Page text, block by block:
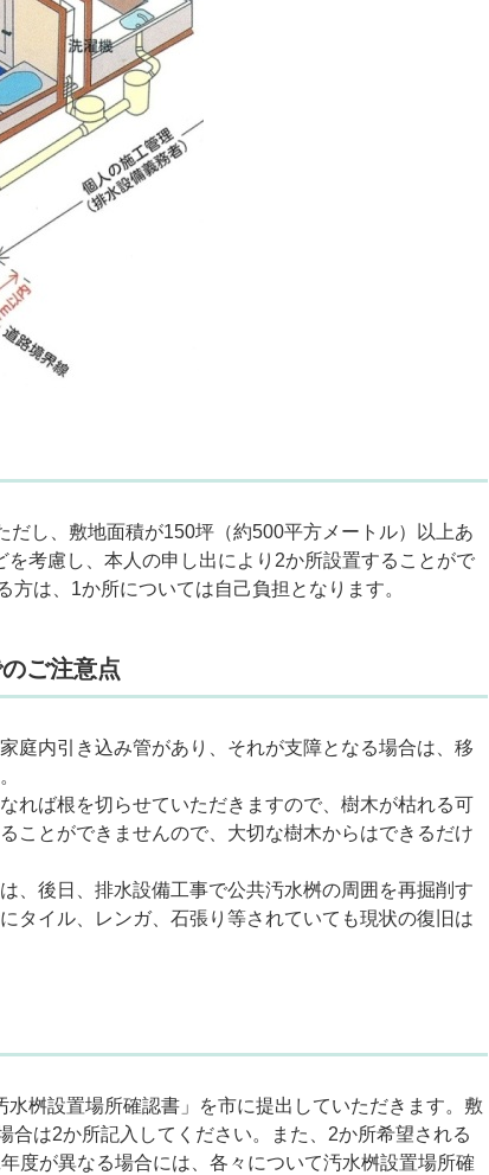
し、敷地面積が150坪（約500平方メートル）以上あ
考慮し、本人の申し出により2か所設置することがで
は、1か所については自己負担となります。
ご注意点
庭内引き込み管があり、それが支障となる場合は、移
れば根を切らせていただきますので、樹木が枯れる可
ことができませんので、大切な樹木からはできるだけ
、後日、排水設備工事で公共汚水桝の周囲を再掘削す
タイル、レンガ、石張り等されていても現状の復旧は
桝設置場所確認書」を市に提出していただきます。敷
合は2か所記入してください。また、2か所希望される
度が異なる場合には、各々について汚水桝設置場所確